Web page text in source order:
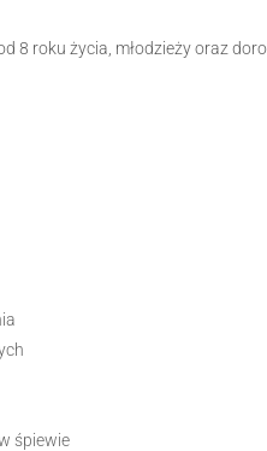
8 roku życia, młodzieży oraz
śpiewie